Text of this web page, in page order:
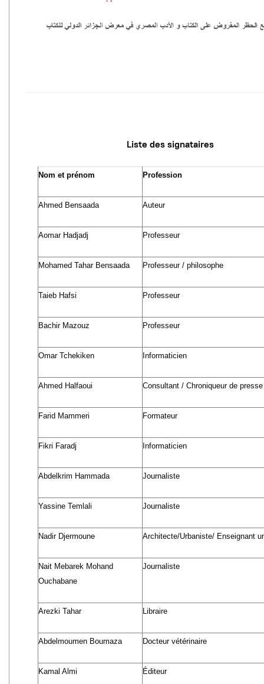
Liste des signataires
Nom et prénom Profession
Ahmed Bensaada Auteur
Aomar Hadjadj Professeur
Mohamed Tahar Bensaada Professeur / philosophe
Taieb Hafsi Professeur
Bachir Mazouz Professeur
Omar Tchekiken Informaticien
Ahmed Halfaoui Consultant / Chroniqueur de presse
Farid Mammeri Formateur
Fikri Faradj Informaticien
Abdelkrim Hammada Journaliste
Yassine Temlali Journaliste
Nadir Djermoune Architecte/Urbaniste/ Enseignant
Nait Mebarek Mohand
Ouchabane
Journaliste
Arezki Tahar Libraire
Abdelmoumen Boumaza Docteur vétérinaire
Kamal Almi Éditeur